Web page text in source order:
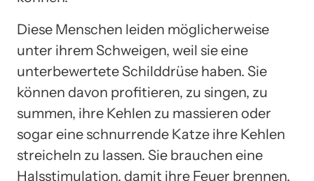
Diese Menschen leiden möglicherweise
unter ihrem Schweigen, weil sie eine
unterbewertete Schilddrüse haben. Sie
können davon profitieren, zu singen, zu
summen, ihre Kehlen zu massieren oder
sogar eine schnurrende Katze ihre Kehlen
streicheln zu lassen. Sie brauchen eine
Halsstimulation, damit ihre Feuer brennen.